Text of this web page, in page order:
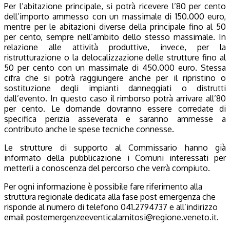
Per l’abitazione principale, si potrà ricevere l’80 per cento
dell’importo ammesso con un massimale di 150.000 euro,
mentre per le abitazioni diverse della principale fino al 50
per cento, sempre nell’ambito dello stesso massimale. In
relazione alle attività produttive, invece, per la
ristrutturazione o la delocalizzazione delle strutture fino al
50 per cento con un massimale di 450.000 euro. Stessa
cifra che si potrà raggiungere anche per il ripristino o
sostituzione degli impianti danneggiati o distrutti
dall’evento. In questo caso il rimborso potrà arrivare all’80
per cento. Le domande dovranno essere corredate di
specifica perizia asseverata e saranno ammesse a
contributo anche le spese tecniche connesse.
Le strutture di supporto al Commissario hanno già
informato della pubblicazione i Comuni interessati per
metterli a conoscenza del percorso che verrà compiuto.
Per ogni informazione è possibile fare riferimento alla
struttura regionale dedicata alla fase post emergenza che
risponde al numero di telefono 041.2794737 e all’indirizzo
email postemergenzeeventicalamitosi@regione.veneto.it.